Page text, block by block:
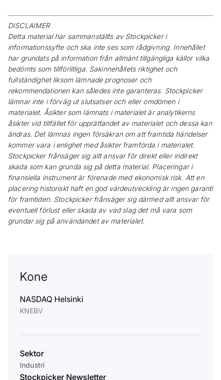
DISCLAIMER
Detta material har sammanställts av Stockpicker i
informationssyfte och ska inte ses som rådgivning. Innehållet
har grundats på information från allmänt tillgängliga källor vilka
bedömts som tillförlitliga. Sakinnehållets riktighet och
fullständighet liksom lämnade prognoser och
rekommendationen kan således inte garanteras. Stockpicker
lämnar inte i förväg ut slutsatser och eller omdömen i
materialet. Åsikter som lämnats i materialet är analytikerns
åsikter vid tillfället för upprättandet av materialet och dessa kan
ändras. Det lämnas ingen försäkran om att framtida händelser
kommer vara i enlighet med åsikter framförda i materialet.
Stockpicker frånsäger sig allt ansvar för direkt eller indirekt
skada som kan grunda sig på detta material. Placeringar i
finansiella instrument är förenade med ekonomisk risk. Att en
placering historiskt haft en god värdeutveckling är ingen garanti
för framtiden. Stockpicker frånsäger sig därmed allt ansvar för
eventuell förlust eller skada av vad slag det må vara som
grundar sig på användandet av materialet.
Kone
NASDAQ Helsinki
KNEBV
Sektor
Industri
Stockpicker Newsletter